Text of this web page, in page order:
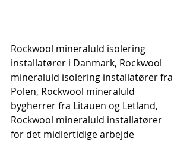
Rockwool mineraluld isolering
installatører i Danmark, Rockwool
mineraluld isolering installatører fra
Polen, Rockwool mineraluld
bygherrer fra Litauen og Letland,
Rockwool mineraluld installatører
for det midlertidige arbejde